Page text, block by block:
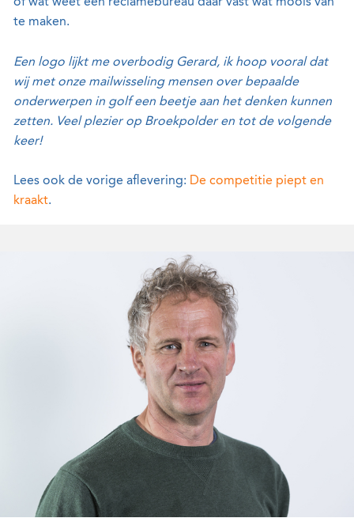
te maken.
Een logo lijkt me overbodig Gerard, ik hoop vooral dat
wij met onze mailwisseling mensen over bepaalde
onderwerpen in golf een beetje aan het denken kunnen
zetten. Veel plezier op Broekpolder en tot de volgende
keer!
Lees ook de vorige aflevering: De competitie piept en
kraakt.